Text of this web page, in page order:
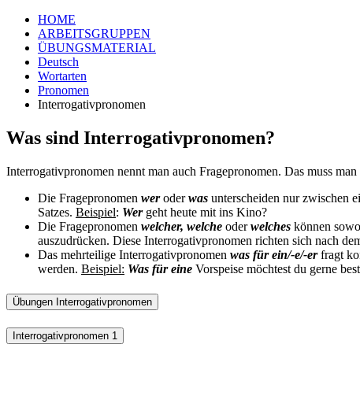
HOME
ARBEITSGRUPPEN
ÜBUNGSMATERIAL
Deutsch
Wortarten
Pronomen
Interrogativpronomen
Was sind Interrogativpronomen?
Interrogativpronomen nennt man auch Fragepronomen. Das muss man
Die Fragepronomen weroderwas unterscheiden nur zwischen
Satzes. Beispiel: Wer geht heute mit ins Kino?
Die Fragepronomen welcher, welche oderwelches können
auszudrücken. Diese Interrogativpronomen richten sich nach
Das mehrteilige Interrogativpronomen was für ein/-e/-erfragt
werden. Beispiel: Was füreine Vorspeise möchtest du gerne
Übungen Interrogativpronomen
Interrogativpronomen 1